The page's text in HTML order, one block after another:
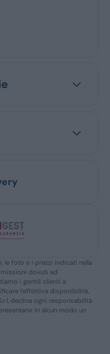
le foto e i prezzi indicati nella
dovuti ad
i gentili clienti a
l’effettiva disponibilità,
declina ogni responsabilità
in alcun modo un